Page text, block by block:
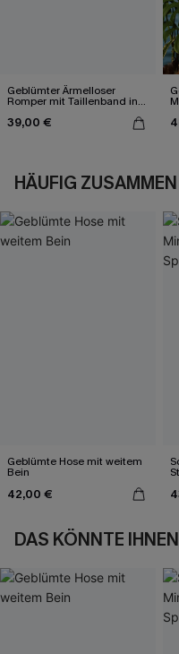
Geblümter Ärmelloser
Romper mit Taillenband in
Wickeloptik
39,00 €
HÄUFIG
Geblümte Hose mit weitem
Bein
42,00 €
DAS KÖNNTE